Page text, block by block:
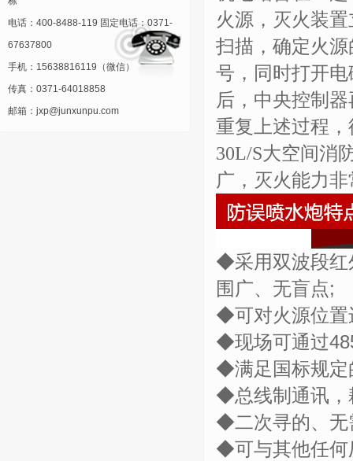
电话：400-8488-119 固定电话：0371-
67637800
手机：15638816119（微信）
传真：0371-64018858
邮箱：jxp@junxunpu.com
火源，灭火装
扫描，确定火
号，同时打开
后，中央控制
重复上述过程
30L/S大空间消
广，灭火能力
◆采用双波段红
围广、无盲点;
◆可对火源位置
◆现场可通过
◆满足国标规定
◆总线制通讯，
◆二次寻的、无
◆可与其他任何